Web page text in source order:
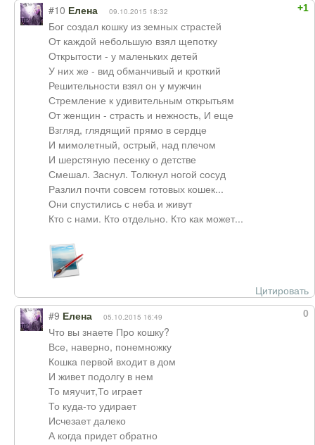
+1
#10 Елена 09.10.2015 18:32
Бог создал кошку из земных страстей
От каждой небольшую взял щепотку
Открытости - у маленьких детей
У них же - вид обманчивый и кроткий
Решительности взял он у мужчин
Стремление к удивительным открытьям
От женщин - страсть и нежность, И еще
Взгляд, глядящий прямо в сердце
И мимолетный, острый, над плечом
И шерстяную песенку о детстве
Смешал. Заснул. Толкнул ногой сосуд
Разлил почти совсем готовых кошек...
Они спустились с неба и живут
Кто с нами. Кто отдельно. Кто как может...
Цитировать
0
#9 Елена 05.10.2015 16:49
Что вы знаете Про кошку?
Все, наверно, понемножку
Кошка первой входит в дом
И живет подолгу в нем
То мяучит,То играет
То куда-то удирает
Исчезает далеко
А когда придет обратно